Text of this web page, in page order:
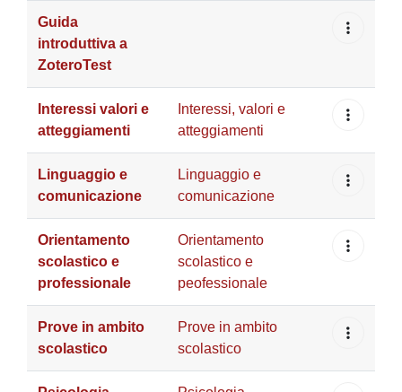
Guida
introduttiva a
ZoteroTest
Interessi valori e
atteggiamenti
Interessi, valori e
atteggiamenti
Linguaggio e
comunicazione
Linguaggio e
comunicazione
Orientamento
scolastico e
professionale
Orientamento
scolastico e
peofessionale
Prove in ambito
scolastico
Prove in ambito
scolastico